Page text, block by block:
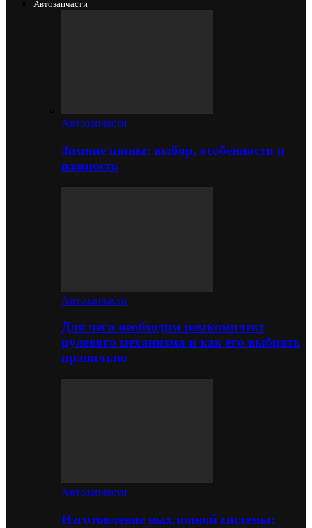
Автозапчасти
Автозапчасти
Зимние шины: выбор, особенности и
важность
Автозапчасти
Для чего необходим ремкомплект
рулевого механизма и как его выбрать
правильно
Автозапчасти
Изготовление выхлопной системы: